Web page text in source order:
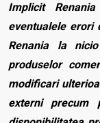
Implicit
eventualele erori
Renania la
produselor
modificari
externi precum